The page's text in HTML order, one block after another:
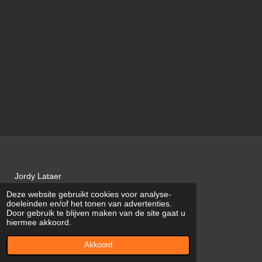
Deze website gebruikt cookies voor analyse-
doeleinden en/of het tonen van advertenties.
Door gebruik te blijven maken van de site gaat u
hiermee akkoord.
Akkoord
Jordy Lataer
JL VOEGWERKEN
BTW BE0747.751.422
JouwWeb